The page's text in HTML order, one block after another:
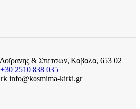
Δοϊρανης & Σπετσων, Καβαλα, 653 02
+30 2510 838 035
info@kosmima-kirki.gr